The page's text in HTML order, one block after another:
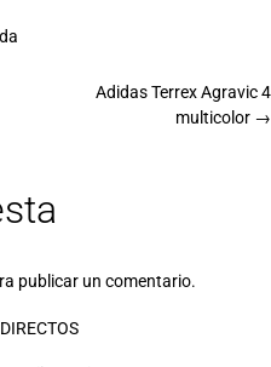
Adidas Terrex Agravic 4
multicolor →
publicar un comentario.